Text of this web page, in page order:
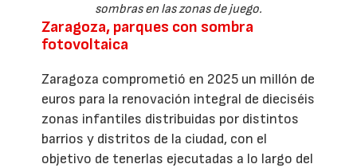
sombras en las zonas de juego.
Zaragoza, parques con sombra
fotovoltaica
Zaragoza comprometió en 2025 un millón de
euros para la renovación integral de dieciséis
zonas infantiles distribuidas por distintos
barrios y distritos de la ciudad, con el
objetivo de tenerlas ejecutadas a lo largo del